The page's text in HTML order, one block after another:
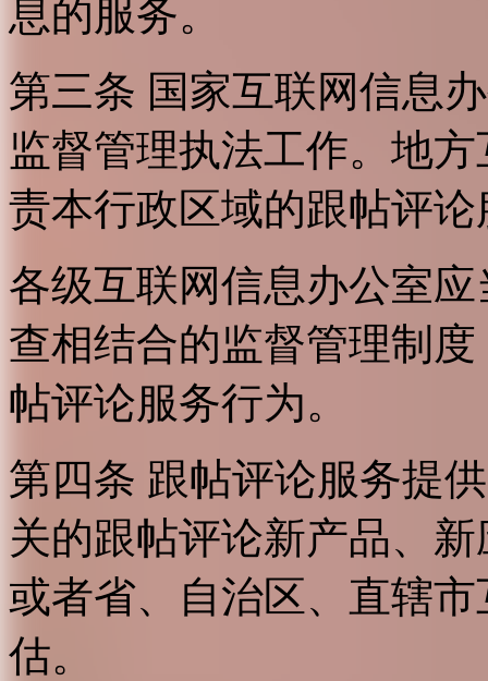
息的服务。
第三条 国家互联网信息
监督管理执法工作。地
责本行政区域的跟帖评
各级互联网信息办公室
查相结合的监督管理制
帖评论服务行为。
第四条 跟帖评论服务提
关的跟帖评论新产品、
或者省、自治区、直辖
估。